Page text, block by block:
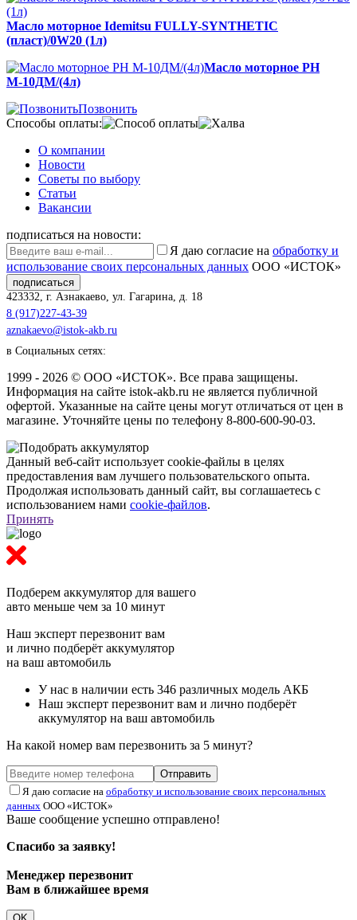
Масло моторное Idemitsu FULLY-SYNTHETIC
(пласт)/0W20 (1л)
Масло моторное РН
М-10ДМ/(4л)
Позвонить
Способы оплаты:
О компании
Новости
Советы по выбору
Статьи
Вакансии
подписаться на новости:
Я даю согласие на обработку и
использование своих персональных данных ООО «ИСТОК»
подписаться
423332 г. Азнакаево ул. Гагарина, д. 18
8 (917)227-43-39
aznakaevo@istok-akb.ru
в Социальных сетях:
1999 - 2026 © ООО «ИСТОК». Все права защищены.
Информация на сайте istok-akb.ru не является публичной
офертой. Указанные на сайте цены могут отличаться от цен в
магазине. Уточняйте цены по телефону 8-800-600-90-03.
Данный веб-сайт использует cookie-файлы в целях
предоставления вам лучшего пользовательского опыта.
Продолжая использовать данный сайт, вы соглашаетесь с
использованием нами cookie-файлов.
Принять
Подберем аккумулятор для вашего
авто меньше чем за 10 минут
Наш эксперт перезвонит вам
и лично подберёт аккумулятор
на ваш автомобиль
У нас в наличии есть 346 различных модель АКБ
Наш эксперт перезвонит вам и лично подберёт
аккумулятор на ваш автомобиль
На какой номер вам перезвонить за 5 минут?
Отправить
Я даю согласие на обработку и использование своих персональных
данных ООО «ИСТОК»
Ваше сообщение успешно отправлено!
Спасибо за заявку!
Менеджер перезвонит
Вам в ближайшее время